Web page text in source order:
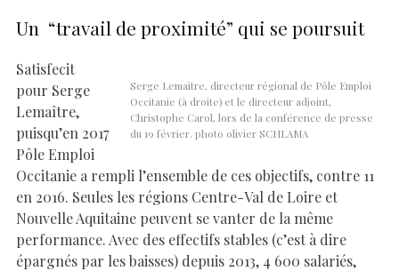
Un “travail de proximité” qui se poursuit
Serge Lemaître, directeur régional de Pôle Emploi
Occitanie (à droite) et le directeur adjoint,
Christophe Carol, lors de la conférence de presse
du 19 février. photo olivier SCHLAMA
Satisfecit
pour Serge
Lemaître,
puisqu’en 2017
Pôle Emploi
Occitanie a rempli l’ensemble de ces objectifs, contre 11
en 2016. Seules les régions Centre-Val de Loire et
Nouvelle Aquitaine peuvent se vanter de la même
performance. Avec des effectifs stables (c’est à dire
épargnés par les baisses) depuis 2013, 4 600 salariés,